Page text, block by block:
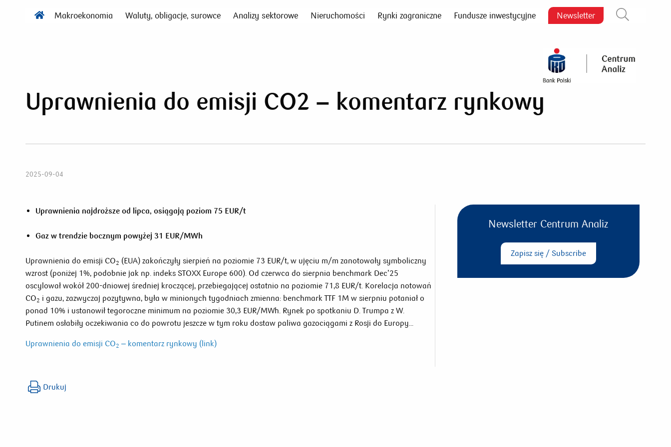
Makroekonomia Waluty, obligacje, surowce Analizy sektorowe Nieruchomości Rynki zagraniczne Fundusze inwestycyjne Newsletter
Uprawnienia do emisji CO2 – komentarz rynkowy
2025-09-04
Uprawnienia najdroższe od lipca, osiągają poziom 75 EUR/t
Gaz w trendzie bocznym powyżej 31 EUR/MWh
Uprawnienia do emisji CO2 (EUA) zakończyły sierpień na poziomie 73 EUR/t, w ujęciu m/m zanotowały symboliczny
wzrost (poniżej 1%, podobnie jak np. indeks STOXX Europe 600). Od czerwca do sierpnia benchmark Dec’25
oscylował wokół 200-dniowej średniej kroczącej, przebiegającej ostatnio na poziomie 71,8 EUR/t. Korelacja notowań
CO2 i gazu, zazwyczaj pozytywna, była w minionych tygodniach zmienna: benchmark TTF 1M w sierpniu potaniał o
ponad 10% i ustanowił tegoroczne minimum na poziomie 30,3 EUR/MWh. Rynek po spotkaniu D. Trumpa z W.
Putinem osłabiły oczekiwania co do powrotu jeszcze w tym roku dostaw paliwa gazociągami z Rosji do Europy...
Uprawnienia do emisji CO2 – komentarz rynkowy (link)
Drukuj
Newsletter Centrum Analiz
Zapisz się / Subscribe